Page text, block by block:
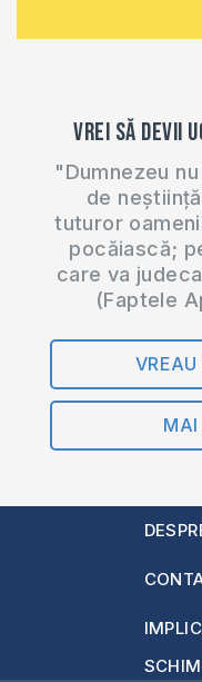
biserica mea…
Vrei să devii
"Dumnezeu
de
tuturor
pocăiască;
care va
(Faptele
MAI